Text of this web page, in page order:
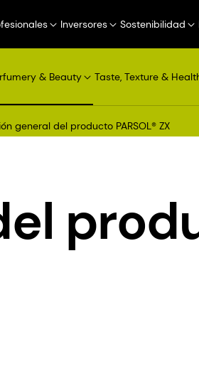
Inversores Sostenibilidad
& Beauty Taste, Texture &
general del producto PARSOL® ZX